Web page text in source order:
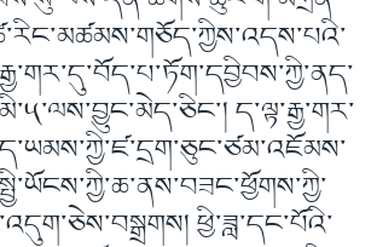
ད་ལྟ་རྒྱ་གར་
ཕྱི་ཟླ་དང་པོའི་